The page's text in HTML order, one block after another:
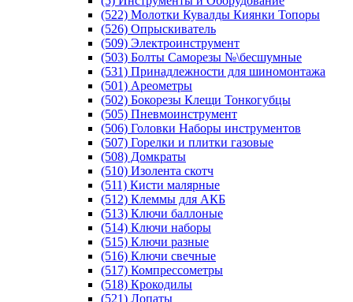
(522) Молотки Кувалды Киянки Топоры
(526) Опрыскиватель
(509) Электроинструмент
(503) Болты Саморезы №\бесшумные
(531) Принадлежности для шиномонтажа
(501) Ареометры
(502) Бокорезы Клещи Тонкогубцы
(505) Пневмоинструмент
(506) Головки Наборы инструментов
(507) Горелки и плитки газовые
(508) Домкраты
(510) Изолента скотч
(511) Кисти малярные
(512) Клеммы для АКБ
(513) Ключи баллоные
(514) Ключи наборы
(515) Ключи разные
(516) Ключи свечные
(517) Компрессометры
(518) Крокодилы
(521) Лопаты